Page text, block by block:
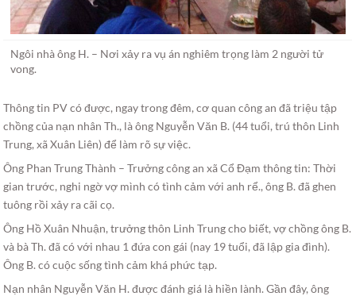
Ngôi nhà ông H. – Nơi xảy ra vụ án nghiêm trọng làm 2 người tử
vong.
Thông tin PV có được, ngay trong đêm, cơ quan công an đã triệu tập
chồng của nạn nhân Th., là ông Nguyễn Văn B. (44 tuổi, trú thôn Linh
Trung, xã Xuân Liên) để làm rõ sự việc.
Ông Phan Trung Thành – Trưởng công an xã Cổ Đạm thông tin: Thời
gian trước, nghi ngờ vợ mình có tình cảm với anh rể., ông B. đã ghen
tuông rồi xảy ra cãi cọ.
Ông Hồ Xuân Nhuận, trưởng thôn Linh Trung cho biết, vợ chồng ông B.
và bà Th. đã có với nhau 1 đứa con gái (nay 19 tuổi, đã lập gia đình).
Ông B. có cuộc sống tình cảm khá phức tạp.
Nạn nhân Nguyễn Văn H. được đánh giá là hiền lành. Gần đây, ông